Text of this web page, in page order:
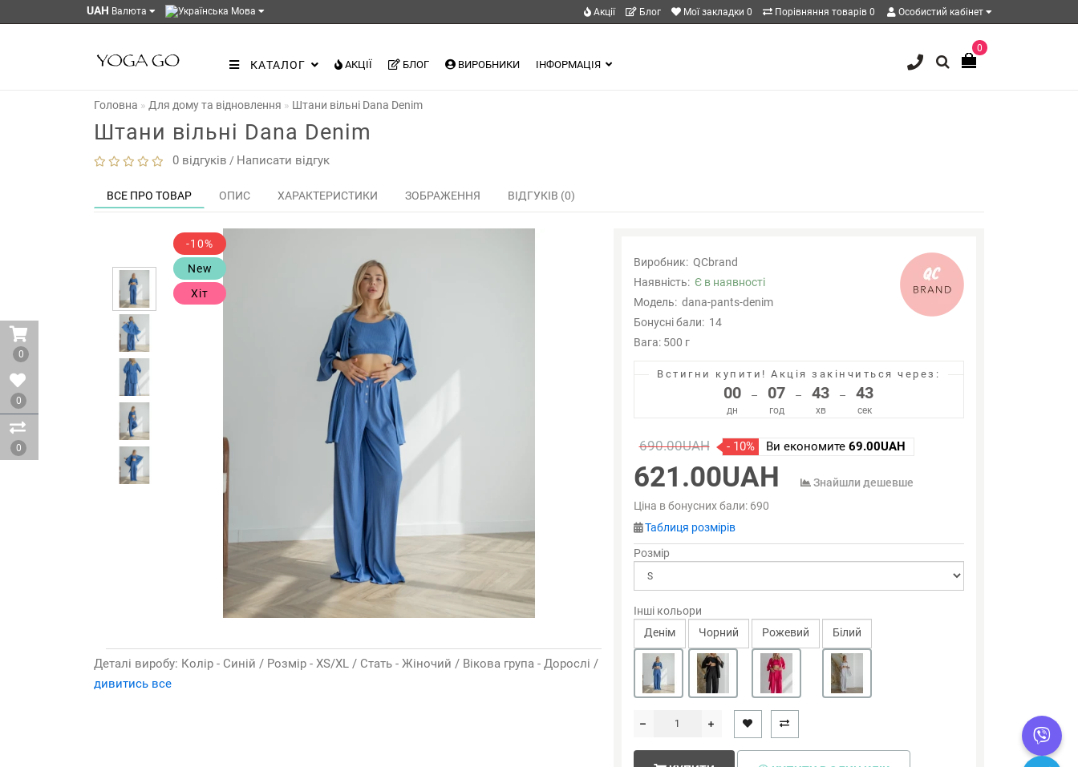
0
0
0
UAH Валюта Мова Акції Блог Мої закладки 0 Порівняння товарів 0 Особистий кабінет
КАТАЛОГ АКЦІЇ БЛОГ ВИРОБНИКИ ІНФОРМАЦІЯ
0
Головна Для дому та відновлення Штани вільні Dana Denim
Штани вільні Dana Denim
0 відгуків / Написати відгук
ВСЕ ПРО ТОВАР ОПИС ХАРАКТЕРИСТИКИ ЗОБРАЖЕННЯ ВІДГУКІВ (0)
-10%
New
Хіт
Деталі виробу: Колір - Cиній / Розмір - XS/XL / Стать - Жіночий / Вікова група - Дорослі /
дивитись все
Виробник: QCbrand
Наявність: Є в наявності
Модель: dana-pants-denim
Бонусні бали:14
Вага: 500 г
Встигни купити!Акція закінчиться через:
00
дн
– 07
год
– 43
хв
– 43
сек
690.00UAH - 10% Ви економите 69.00UAH
621.00UAH
Знайшли дешевше
Ціна в бонусних бали: 690
Таблиця розмірів
Розмір
Інші кольори
Денiм
Чорний Рожевий Білий